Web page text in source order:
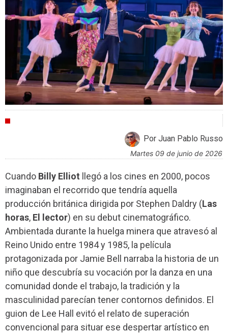
Por Juan Pablo Russo
martes 09 de junio de 2026
Cuando Billy Elliot llegó a los cines en 2000, pocos
imaginaban el recorrido que tendría aquella
producción británica dirigida por Stephen Daldry (Las
horas, El lector) en su debut cinematográfico.
Ambientada durante la huelga minera que atravesó al
Reino Unido entre 1984 y 1985, la película
protagonizada por Jamie Bell narraba la historia de un
niño que descubría su vocación por la danza en una
comunidad donde el trabajo, la tradición y la
masculinidad parecían tener contornos definidos. El
guion de Lee Hall evitó el relato de superación
convencional para situar ese despertar artístico en